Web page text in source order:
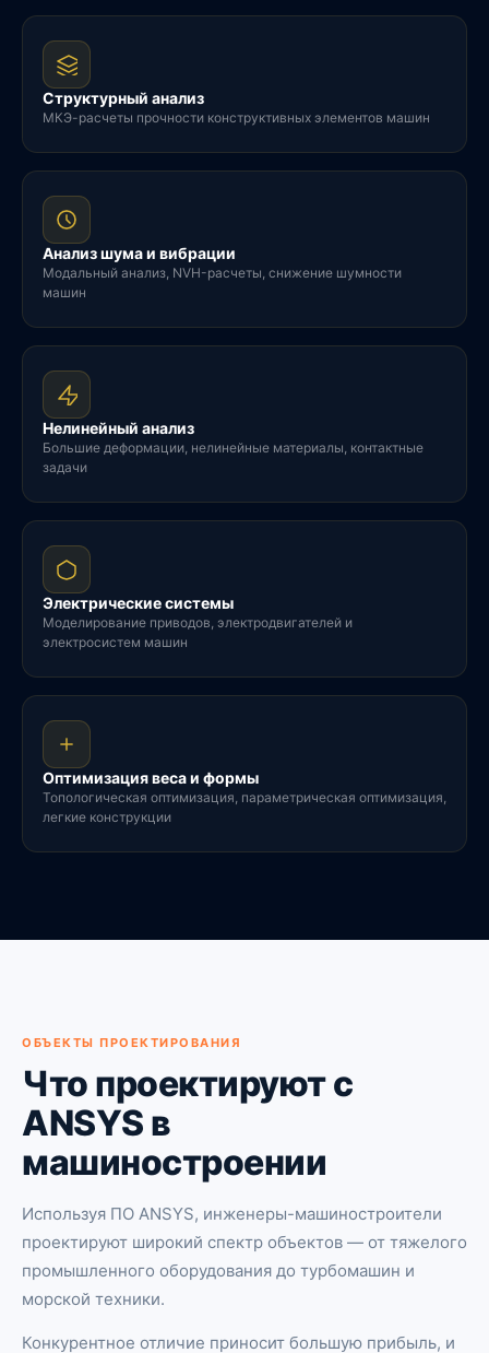
Структурный анализ
МКЭ-расчеты прочности конструктивных элементов машин
Анализ шума и вибрации
Модальный анализ, NVH-расчеты, снижение шумности
машин
Нелинейный анализ
Большие деформации, нелинейные материалы, контактные
задачи
Электрические системы
Моделирование приводов, электродвигателей и
электросистем машин
Оптимизация веса и формы
Топологическая оптимизация, параметрическая оптимизация,
легкие конструкции
ОБЪЕКТЫ ПРОЕКТИРОВАНИЯ
Что проектируют с
ANSYS в
машиностроении
Используя ПО ANSYS, инженеры-машиностроители
проектируют широкий спектр объектов — от тяжелого
промышленного оборудования до турбомашин и
морской техники.
Конкурентное отличие приносит большую прибыль, и